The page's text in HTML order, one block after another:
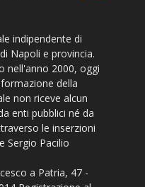
indipendente di
Napoli e provincia.
nell'anno 2000, oggi
della
non riceve alcun
enti pubblici né da
le inserzioni
Sergio Pacilio
a Patria, 47 -